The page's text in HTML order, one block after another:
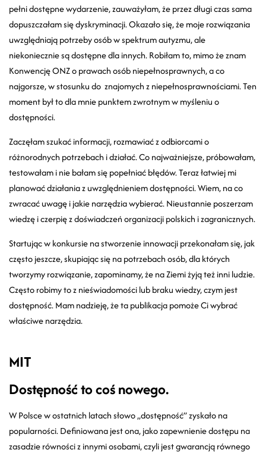
pełni dostępne wydarzenie, zauważyłam, że przez długi czas sama
dopuszczałam się dyskryminacji. Okazało się, że moje rozwiązania
uwzględniają potrzeby osób w spektrum autyzmu, ale
niekoniecznie są dostępne dla innych. Robiłam to, mimo że znam
Konwencję ONZ o prawach osób niepełnosprawnych, a co
najgorsze, w stosunku do znajomych z niepełnosprawnościami. Ten
moment był to dla mnie punktem zwrotnym w myśleniu o
dostępności.
Zaczęłam szukać informacji, rozmawiać z odbiorcami o
różnorodnych potrzebach i działać. Co najważniejsze, próbowałam,
testowałam i nie bałam się popełniać błędów. Teraz łatwiej mi
planować działania z uwzględnieniem dostępności. Wiem, na co
zwracać uwagę i jakie narzędzia wybierać. Nieustannie poszerzam
wiedzę i czerpię z doświadczeń organizacji polskich i zagranicznych.
Startując w konkursie na stworzenie innowacji przekonałam się, jak
często jeszcze, skupiając się na potrzebach osób, dla których
tworzymy rozwiązanie, zapominamy, że na Ziemi żyją też inni ludzie.
Często robimy to z nieświadomości lub braku wiedzy, czym jest
dostępność. Mam nadzieję, że ta publikacja pomoże Ci wybrać
właściwe narzędzia.
MIT
Dostępność to coś nowego.
W Polsce w ostatnich latach słowo „dostępność” zyskało na
popularności. Definiowana jest ona, jako zapewnienie dostępu na
zasadzie równości z innymi osobami, czyli jest gwarancją równego